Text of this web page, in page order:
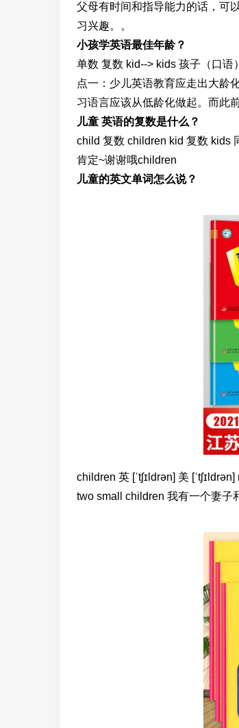
父母有时间和指导能力的话，可
习兴趣。。
小孩学英语最佳年龄？
单数 复数 kid--> kids 孩子（口
点一：少儿英语教育应走出大龄
习语言应该从低龄化做起。而此
儿童 英语的复数是什么？
child 复数 children kid 复数 kids
肯定~谢谢哦children
儿童的英文单词怎么说？
children 英 [ˈtʃɪldrən] 美
two small children 我有一个妻子